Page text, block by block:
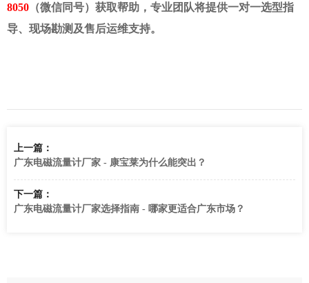
8050 （微信同号）获取帮助，专业团队将提供一对一选型指
导、现场勘测及售后运维支持。
上一篇：
广东电磁流量计厂家 - 康宝莱为什么能突出？
下一篇：
广东电磁流量计厂家选择指南 - 哪家更适合广东市场？